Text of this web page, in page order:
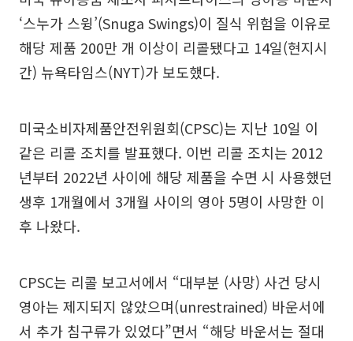
‘스누가 스윙’(Snuga Swings)이 질식 위험을 이유로
해당 제품 200만 개 이상이 리콜됐다고 14일(현지시
간) 뉴욕타임스(NYT)가 보도했다.
미국소비자제품안전위원회(CPSC)는 지난 10일 이
같은 리콜 조치를 발표했다. 이번 리콜 조치는 2012
년부터 2022년 사이에 해당 제품을 수면 시 사용했던
생후 1개월에서 3개월 사이의 영아 5명이 사망한 이
후 나왔다.
CPSC는 리콜 보고서에서 “대부분 (사망) 사건 당시
영아는 제지되지 않았으며(unrestrained) 바운서에
서 추가 침구류가 있었다”면서 “해당 바운서는 절대